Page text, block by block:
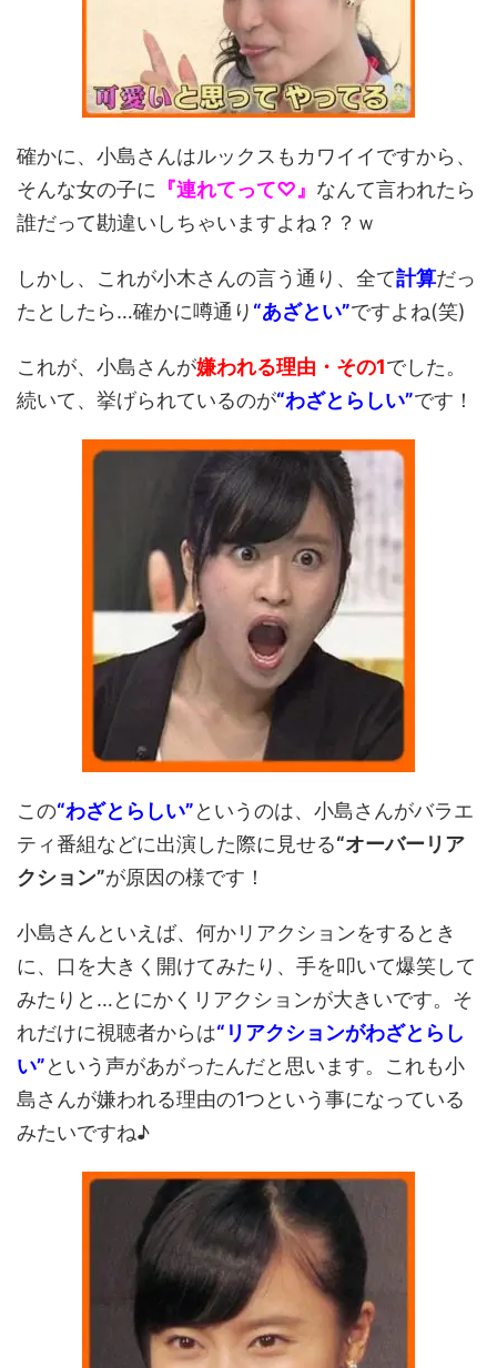
確かに、小島さんはルックスもカワイイですから、
そんな女の子に 『連れてって♡』 なんて言われたら
誰だって勘違いしちゃいますよね？？ｗ
しかし、これが小木さんの言う通り、全て計算だっ
たとしたら…確かに噂通り “あざとい”ですよね(笑)
これが、小島さんが嫌われる理由・その1でした。
続いて、挙げられているのが“わざとらしい”です！
この“わざとらしい”というのは、小島さんがバラエ
ティ番組などに出演した際に見せる“オーバーリア
クション”が原因の様です！
小島さんといえば、何かリアクションをするとき
に、口を大きく開けてみたり、手を叩いて爆笑して
みたりと…とにかくリアクションが大きいです。そ
れだけに視聴者からは“リアクションがわざとらし
い”という声があがったんだと思います。これも小
島さんが嫌われる理由の1つという事になっている
みたいですね♪